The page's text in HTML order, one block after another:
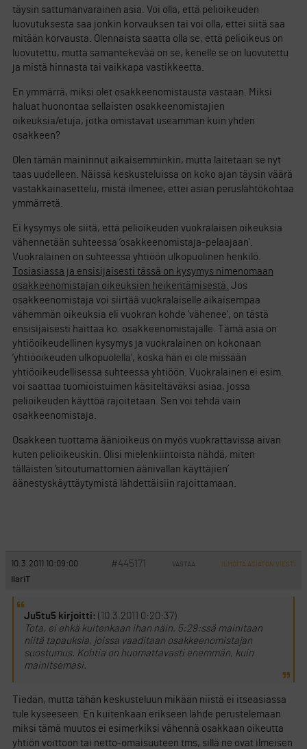
täysin sattumanvarainen asia. Voi olla, että pelioikeuden
luovutuksesta saa jonkin korvauksen tai voi olla, ettei siitä saa
mitään korvausta. Olennaista saatta olla se, että pelioikeus on
luovutettu, mutta samantekevää on se, kenelle se on luovutettu
ja mistä hinnasta tai vaikkapa vastikkeetta.
En ymmärrä, miksi olet osakkeenomistausta vastaan. Miksi
haluat huonontaa sellaisten osakkeenomistajien
oikeuksia/etuja, jotka omistavat useamman kuin yhden
osakkeen?
Olen tämän maininnut aikaisemminkin, mutta laitetaan se nyt
taas uudelleen. Näissä keskusteluissa on koko ajan täysin väärä
vastakkainasettelu, mistä ilmenee, ettei asian peruslähtökohtaa
ymmärretä.
Ei kysymys ole siitä, että pelioikeuden vuokralaisen oikeuksia
vähennetään suhteessa ’osakkeenomistaja-pelaajaan’.
Vuokralainen on suhteessa yhtiöön ulkopuolinen henkilö.
Tosiasiassa ja ensisijaisesti tässä on kysymys nimenomaan
osakkeenomistajan oikeuksien heikentämisestä. Jos
osakkeenomistaja voi siirtää vuokralaiselle aikaisempaa
vähemmän oikeuksia eli vuokran kohde ’vähenee’, on tästä
ensisijaisesti haittaa ko. osakkeenomistajalle. Tämä asia on
yhtiöoikeudellinen kysymys ja vuokralainen on kokonaan
’yhtiöoikeuden ulkopuolella’, koska hän ei ole missään
yhtiöoikeudellisessa suhteessa yhtiöön. Vuokralainen ei esim.
voi saattaa tuomioistuimen käsiteltäväksi asiaa, jossa
pelioikeuden käyttöä rajoitetaan. Sen voi tehdä vain
osakkeenomistaja.
Osakkeen tuottama äänioikeus on myös vuokrattavissa aivan
kuten pelioikeuskin. Olisi mielenkiintoista nähdä, miten
tälläisten ’sitoutumattomien äänivallan käyttäjien’
äänestyskäyttäytymistä lähdettäisiin rajoittamaan.
10.3.2011 10:09:00 #445171 VASTAA ILMOITA ASIATON VIESTI
IlariT
Ju5tu5 kirjoitti: (10.3.2011 0:20:37)
Tota, ei ehkä kuitenkaan ihan näin. 5:29:ssä mainitaan
niitä tapauksia, joissa vaaditaan osakkeenomistajan
suostumus. Kohtia on huomattavasti enemmän, kuin
mainitsemasi.
Tiedän, mutta tähän keskusteluun mikään niistä ei itseasiassa
tule kyseeseen. En kuitenkaan erikseen lähde perustelemaan
miksi tämä muutos ei esimerkiksi vähennä osakkaan oikeutta
yhtiön voittoon tai netto-omaisuuteen tms, sillä ne ovat ilmeisen